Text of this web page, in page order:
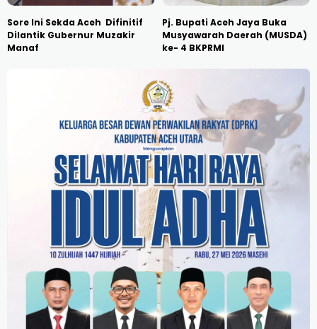
Sore Ini Sekda Aceh Difinitif
Dilantik Gubernur Muzakir
Manaf
Pj. Bupati Aceh Jaya Buka
Musyawarah Daerah (MUSDA)
ke- 4 BKPRMI